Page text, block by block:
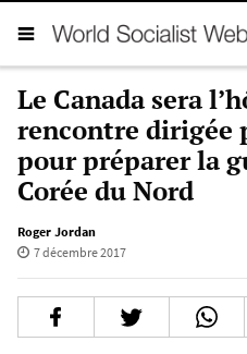
Le Canada sera
rencontre dirigée
pour préparer la
Corée du Nord
Roger Jordan
7 décembre 2017